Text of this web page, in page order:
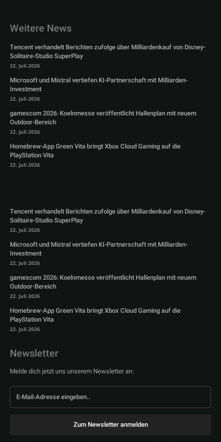
Weitere News
Tencent verhandelt Berichten zufolge über Milliardenkauf von Disney-
Solitaire-Studio SuperPlay
22. Juli 2026
Microsoft und Mistral vertiefen KI-Partnerschaft mit Milliarden-
Investment
22. Juli 2026
gamescom 2026: Koelnmesse veröffentlicht Hallenplan mit neuem
Outdoor-Bereich
22. Juli 2026
Homebrew-App Green Vita bringt Xbox Cloud Gaming auf die
PlayStation Vita
22. Juli 2026
Tencent verhandelt Berichten zufolge über Milliardenkauf von Disney-
Solitaire-Studio SuperPlay
22. Juli 2026
Microsoft und Mistral vertiefen KI-Partnerschaft mit Milliarden-
Investment
22. Juli 2026
gamescom 2026: Koelnmesse veröffentlicht Hallenplan mit neuem
Outdoor-Bereich
22. Juli 2026
Homebrew-App Green Vita bringt Xbox Cloud Gaming auf die
PlayStation Vita
22. Juli 2026
Newsletter
Melde dich jetzt uns unserem Newsletter an:
Zum Newsletter anmelden